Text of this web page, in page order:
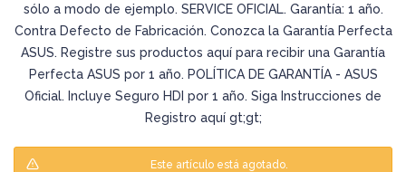
sólo a modo de ejemplo. SERVICE OFICIAL. Garantía: 1 año.
Contra Defecto de Fabricación. Conozca la Garantía Perfecta
ASUS. Registre sus productos aquí para recibir una Garantía
Perfecta ASUS por 1 año. POLÍTICA DE GARANTÍA - ASUS
Oficial. Incluye Seguro HDI por 1 año. Siga Instrucciones de
Registro aquí gt;gt;
Este artículo está agotado.